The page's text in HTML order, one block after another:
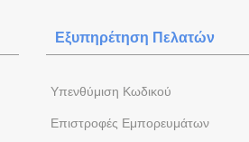
Εξυπηρέτηση Πελατών
Yπενθύμιση Κωδικού
Επιστροφές Εμπορευμάτων